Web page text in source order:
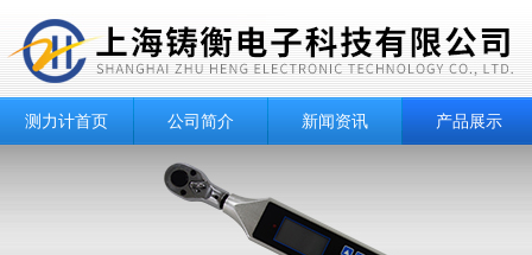
测力计首页 公司简介 新闻资讯 产品展示